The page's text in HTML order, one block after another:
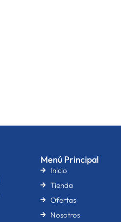
Menú Principal
Inicio
Tienda
Ofertas
Nosotros